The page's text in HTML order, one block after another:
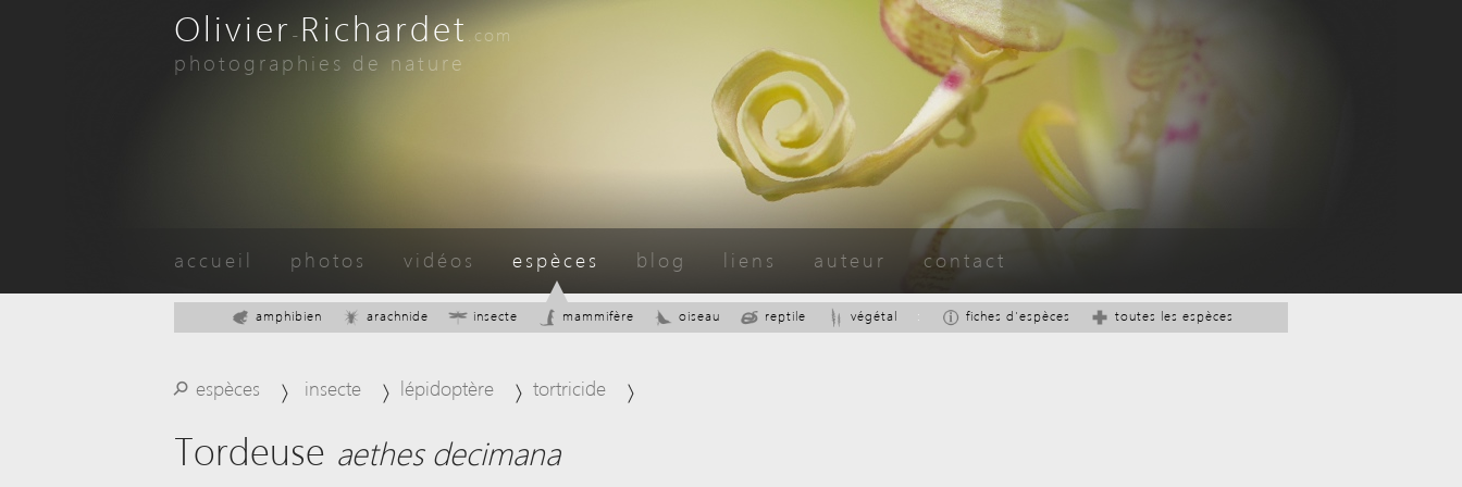
Olivier -Richardet .com
photographies de nature
accueil photos vidéos espèces blog liens auteur contact
amphibien arachnide insecte mammifère oiseau reptile végétal : fiches d'espèces toutes les espèces
espèces
⚲ insecte lépidoptère tortricide
Tordeuse aethes decimana